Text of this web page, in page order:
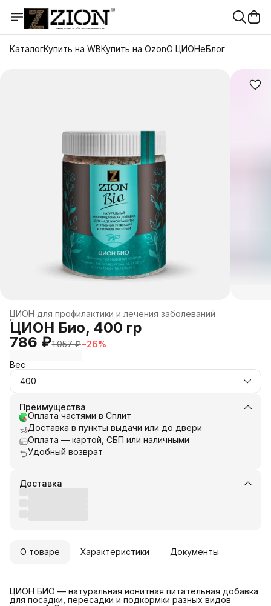
КаталогКупить на WBКупить на OzonО ЦИОНеБлог
ЦИОН для профилактики и лечения заболеваний
Главная
ЦИОН Био, 400 гр
786 ₽1 057 ₽−26%
Вес
400
Преимущества
Оплата частями в Сплит
Доставка в пункты выдачи или до двери
Оплата — картой, СБП или наличными
Удобный возврат
Доставка
О товаре Характеристики Документы
ЦИОН БИО — натуральная ионитная питательная добавка
для посадки, пересадки и подкормки разных видов